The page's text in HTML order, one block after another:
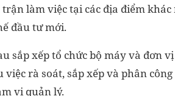
làm việc tại các địa điểm
đầu tư mới.
sắp xếp tổ chức bộ máy và đơn
rà soát, sắp xếp và phân
vi quản lý.